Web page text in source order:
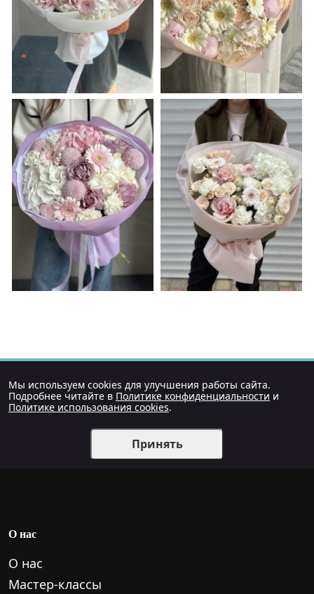
Мы используем cookies для улучшения работы сайта.
Подробнее читайте в Политике конфиденциальности и
Политике использования cookies.
Принять
О нас
О нас
Мастер-классы